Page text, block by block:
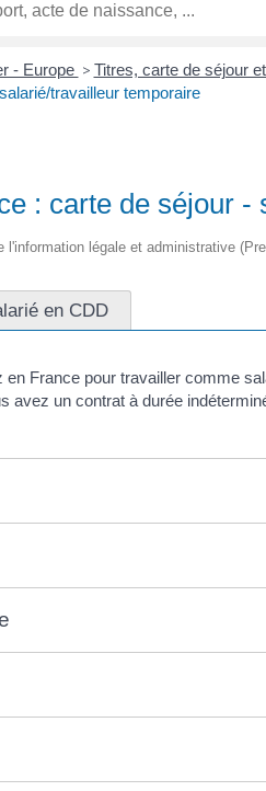
- Europe > Titres, carte de séjour
travailleur temporaire
: carte de séjour
l'information légale et administrative
en CDD
France pour travailler comme
avez un contrat à durée